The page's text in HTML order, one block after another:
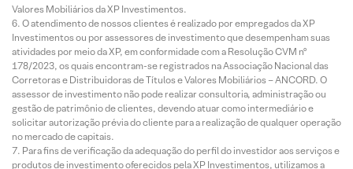
Valores Mobiliários da XP Investimentos.
O atendimento de nossos clientes é realizado por empregados da XP
Investimentos ou por assessores de investimento que desempenham suas
atividades por meio da XP, em conformidade com a Resolução CVM nº
178/2023, os quais encontram-se registrados na Associação Nacional das
Corretoras e Distribuidoras de Títulos e Valores Mobiliários – ANCORD. O
assessor de investimento não pode realizar consultoria, administração ou
gestão de patrimônio de clientes, devendo atuar como intermediário e
solicitar autorização prévia do cliente para a realização de qualquer operação
no mercado de capitais.
Para fins de verificação da adequação do perfil do investidor aos serviços e
produtos de investimento oferecidos pela XP Investimentos, utilizamos a